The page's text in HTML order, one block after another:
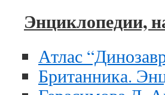
Энциклопедии,
Атлас
Британника.